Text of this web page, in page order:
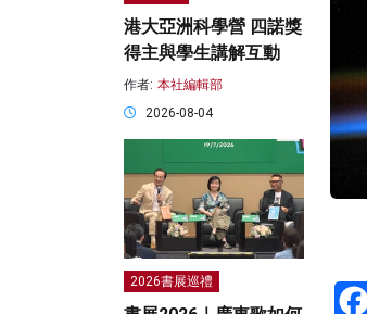
港大亞洲科學營 四諾獎
得主與學生講解互動
作者: 本社編輯部
2026-08-04
2026書展巡禮